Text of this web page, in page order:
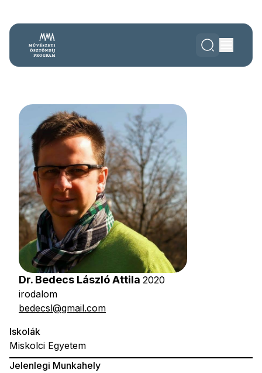
Dr. Bedecs László Attila 2020
irodalom
bedecsl@gmail.com
Iskolák
Miskolci Egyetem
Jelenlegi Munkahely